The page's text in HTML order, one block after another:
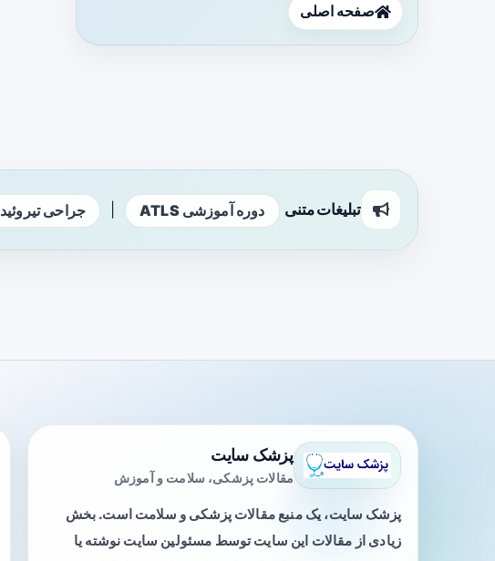
صفحه اصلی
تبلیغات متنی دوره آموزشی ATLS جراحی تیروئید
پزشک سایت
مقالات پزشکی، سلامت و آموزش
پزشک سایت، یک منبع مقالات پزشکی و سلامت است. بخش
زیادی از مقالات این سایت توسط مسئولین سایت نوشته یا